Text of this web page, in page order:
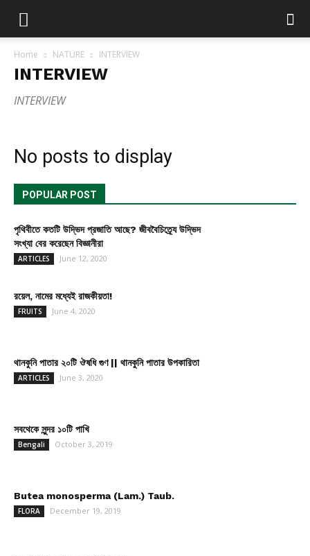
Home NATURE INTERVIEW
INTERVIEW
INTERVIEW
No posts to display
POPULAR POST
পৃথিবীতে কতটি উদ্ভিদ প্রজাতি আছে? জীববৈচিত্র্যে উদ্ভিদ
সংখ্যা বের করেছেন বিজ্ঞানীরা
ARTICLES June 12, 2020
রয়েল, নামের মধ্যেই রাজকীয়তা!
FRUITS June 4, 2020
থানকুনি পাতার ২০টি ঔষধি গুণ || থানকুনি পাতার উপকারিতা
ARTICLES June 3, 2020
সবথেকে সুন্দর ১০টি পাখি
Bengali October 3, 2019
Butea monosperma (Lam.) Taub.
FLORA December 19, 2019